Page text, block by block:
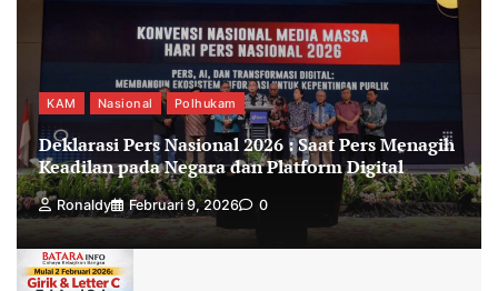
KAM Nasional Polhukam
Deklarasi Pers Nasional 2026 : Saat Pers Menagih
Keadilan pada Negara dan Platform Digital
Ronaldy Februari 9, 2026 0